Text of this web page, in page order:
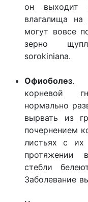
он выходит
влагалища на
могут вовсе
зерно
sorokiniana.
Офиоболез.
корневой
нормально
вырвать из
почернением
листьях с
протяжении
стебли
Заболевание